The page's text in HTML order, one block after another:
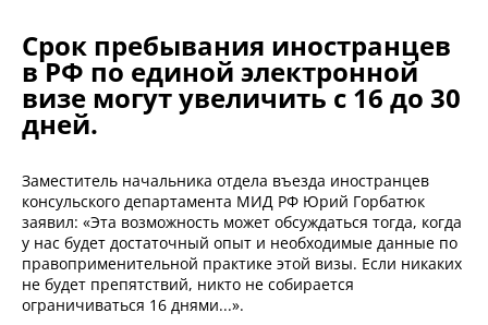
Срок пребывания иностранцев
в РФ по единой электронной
визе могут увеличить с 16 до 30
дней.
Заместитель начальника отдела въезда иностранцев
консульского департамента МИД РФ Юрий Горбатюк
заявил: «Эта возможность может обсуждаться тогда, когда
у нас будет достаточный опыт и необходимые данные по
правоприменительной практике этой визы. Если никаких
не будет препятствий, никто не собирается
ограничиваться 16 днями...».